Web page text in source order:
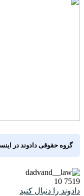
گروه حقوقی دادوند در
7519
10
دادوند را دنبال کنید